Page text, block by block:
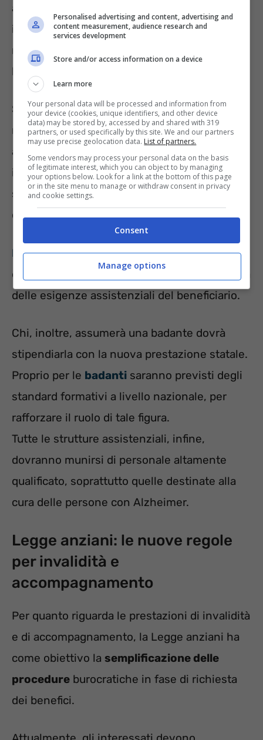
autosufficienti. In base al normativa dell’Adi,
infatti, sono previsti interventi
monoprestazionali, da parte d infermieri, e di
breve durata (massimo 2 o 3 mesi).
Sono, senz’altro, degli interventi necessari,
ma alle persone non autosufficienti servono
anche altre tipologie di sussidi oltre a quello
infermieristico, ad esempio, psicologico e
sociale. La dura del beneficio, inoltre,
dovrebbe essere almeno biennale.
L’indennità di accompagnamento, poi, dovrà
essere erogata in misura differente a seconda
delle esigenze assistenziali del beneficiario.
Chi, inoltre, assumerà una badante dovrà
stipendiarla con la nuova prestazione statale.
Proprio per le badanti saranno previsti degli
standard formativi a livello nazionale, per
rafforzare il ruolo di tale figura.
Tutte le strutture assistenziali, infine,
dovranno munirsi di personale altamente
qualificato, soprattutto quelle destinate alla
cura delle persone con Alzheimer.
Legge anziani: le nuove regole
per invalidità e
accompagnamento
Per quanto riguarda le prestazioni di invalidità
e di accompagnamento, la Legge anziani ha
come obiettivo la semplificazione delle
procedure burocratiche in fase di richiesta
dei benefici.
Personalised advertising and content, advertising and
content measurement, audience research and
services development
Store and/or access information on a device
Learn more
Your personal data will be processed and information from
your device (cookies, unique identifiers, and other device
data) may be stored by, accessed by and shared with 319
partners, or used specifically by this site. We and our partners
may use precise geolocation data. List of partners.
Some vendors may process your personal data on the basis
of legitimate interest, which you can object to by managing
your options below. Look for a link at the bottom of this page
or in the site menu to manage or withdraw consent in privacy
and cookie settings.
Consent
Manage options